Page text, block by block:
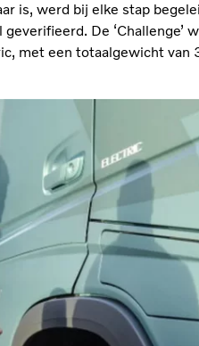
is, werd bij elke stap
De ‘Challenge’
met een totaalgewicht van